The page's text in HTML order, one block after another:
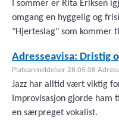
I sommer er Rita Eriksen
omgang en hyggelig og
"Hjerteslag" som kommer
Adresseavisa: Dristig
Plateanmeldelser 28.05.08
Jazz har alltid vært viktig
Improvisasjon gjorde ham
en særpreget vokalist.